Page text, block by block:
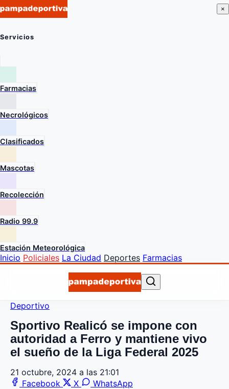
×
Servicios
Farmacias
Necrológicos
Clasificados
Mascotas
Recolección
Radio 99.9
Estación Meteorológica
Inicio Policiales La Ciudad Deportes Farmacias
Deportivo
Sportivo Realicó se impone con
autoridad a Ferro y mantiene vivo
el sueño de la Liga Federal 2025
21 octubre, 2024 a las 21:01
Facebook
X WhatsApp